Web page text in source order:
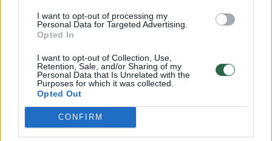
I want to opt-out of processing my
Personal Data for Targeted Advertising.
Opted In
I want to opt-out of Collection, Use,
Retention, Sale, and/or Sharing of my
Personal Data that Is Unrelated with the
Purposes for which it was collected.
Opted Out
CONFIRM
Račkauskui labai patiko pademonstruotas
mūsų komandos charakteris, kovingumas.
„Iššūkio komandos“ nominacijoje. Manau,
būtent tos finalinės rungtynės man riša su
tais vaikais ir šiandien.